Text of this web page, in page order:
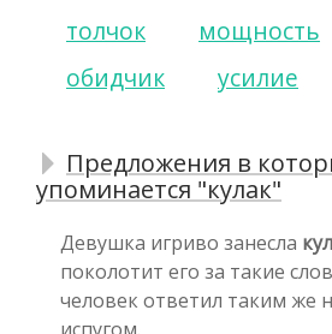
толчок
мощность
обидчик
усилие
Предложения в
упоминается "кулак"
Девушка игриво занесла
поколотит его за такие
человек ответил таким же
испугом.